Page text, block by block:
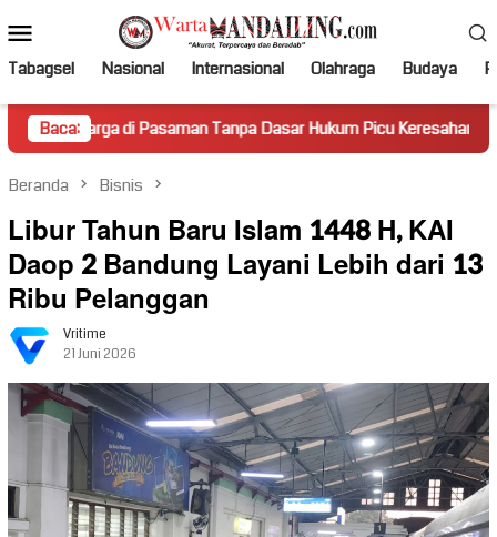
ke
kontenMobile
Tabagsel Nasional Internasional Olahraga Budaya
Baca:
Pasaman Tanpa Dasar Hukum Picu Keresahan Truk
Beranda Bisnis
Libur Tahun Baru Islam 1448 H, KAI
Daop 2 Bandung Layani Lebih dari 13
Ribu Pelanggan
Vritime
21 Juni 2026